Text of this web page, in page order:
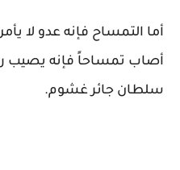
أما التمساح فإنه عدو لا
أصاب تمساحاً فإنه يصيب
سلطان جائر غشوم.